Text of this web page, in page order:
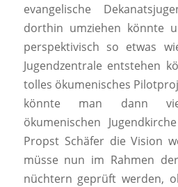
evangelische
dorthin umziehen könnte
perspektivisch so etwas
Jugendzentrale entstehen
tolles ökumenisches
könnte man dann
ökumenischen
Propst Schäfer die Vision
müsse nun im Rahmen
nüchtern geprüft werden,